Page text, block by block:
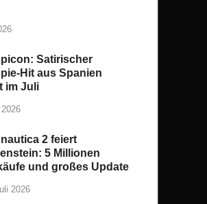
Satirischer
Hit aus Spanien
im Juli
2 feiert
5 Millionen
und großes Update
2026